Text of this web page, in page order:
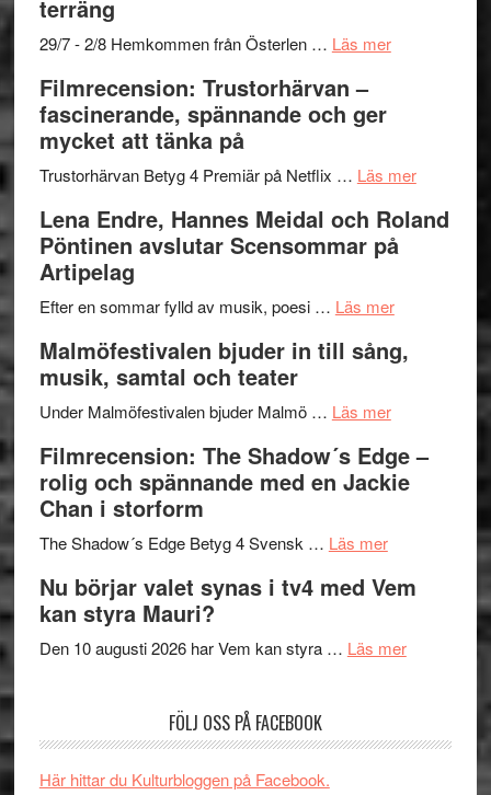
och
Scully
–
och
lättsam
terräng
29/7 - 2/8 Hemkommen från Österlen … Läs merom
2026
I
Delvis
genrens
terräng
Filmrecension: Trustorhärvan –
fascinerande, spännande och ger
mycket att tänka på
Trustorhärvan Betyg 4 Premiär på Netflix … Läs merom
på
Lena Endre, Hannes Meidal och Roland
Pöntinen avslutar Scensommar på
Artipelag
Efter en sommar fylld av musik, poesi … Läs merom
Endre,
Roland
Pöntinen
Artipelag
Malmöfestivalen bjuder in till sång,
musik, samtal och teater
Under Malmöfestivalen bjuder Malmö … Läs merom
bjuder
in
samtal
teater
Filmrecension: The Shadow´s Edge –
rolig och spännande med en Jackie
Chan i storform
The Shadow´s Edge Betyg 4 Svensk … Läs merom
The
´s
och
Nu börjar valet synas i tv4 med Vem
kan styra Mauri?
Den 10 augusti 2026 har Vem kan styra … Läs merom
synas
FÖLJ OSS PÅ FACEBOOK
Här hittar du Kulturbloggen på Facebook.